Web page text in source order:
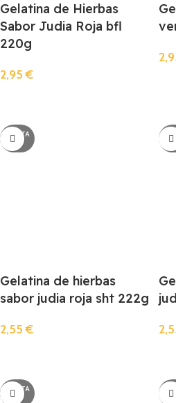
Gelatina de Hierbas
Sabor Judia Roja bfl
220g
2,95€
AGOTA
DO
Gelatina de hierbas
sabor judia roja sht 222g
2,55€
DO
AGOTA
DO
DO